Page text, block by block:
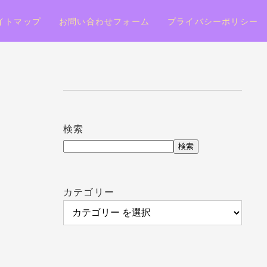
トマップ お問い合わせフォーム プライバシーポリシー
検索
検索
カテゴリー